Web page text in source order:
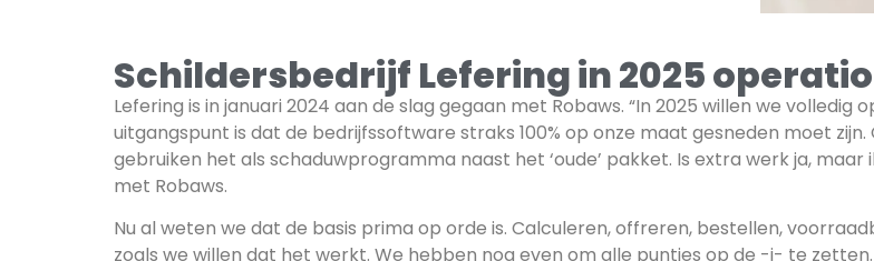
Schildersbedrijf Lefering in 2025
Lefering is in januari 2024 aan de slag gegaan met Robaws. “In 2025 willen we
uitgangspunt is dat de bedrijfssoftware straks 100% op onze maat gesneden moet
gebruiken het als schaduwprogramma naast het ‘oude’ pakket. Is extra werk ja,
met Robaws.
Nu al weten we dat de basis prima op orde is. Calculeren, offreren, bestellen,
zoals we willen dat het werkt. We hebben nog even om alle puntjes op de -i- te